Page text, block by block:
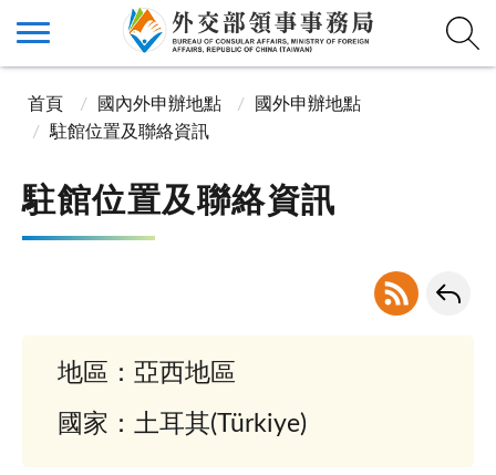
首頁 國內外申辦地點
國外申辦地點
駐館位置及聯絡資訊
駐館位置及聯絡資訊
地區：亞西地區
國家：土耳其(Türkiye)